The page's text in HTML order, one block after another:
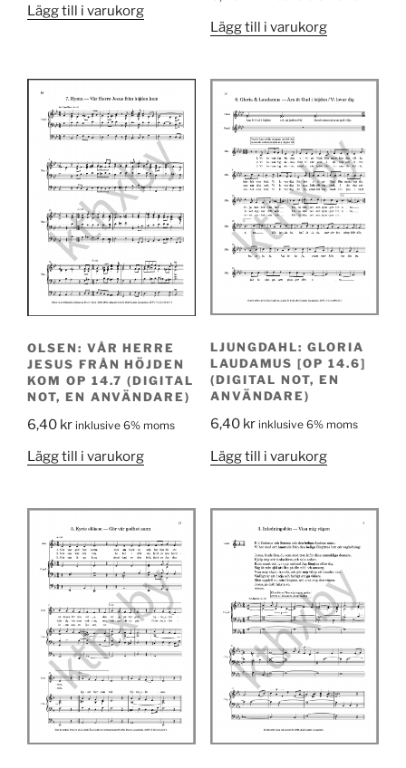
Lägg till i varukorg
Lägg till i varukorg
OLSEN: VÅR HERRE
JESUS FRÅN HÖJDEN
KOM OP 14.7 (DIGITAL
NOT, EN ANVÄNDARE)
6,40 kr inklusive 6% moms
Lägg till i varukorg
LJUNGDAHL: GLORIA
LAUDAMUS [OP 14.6]
(DIGITAL NOT, EN
ANVÄNDARE)
6,40 kr inklusive 6% moms
Lägg till i varukorg